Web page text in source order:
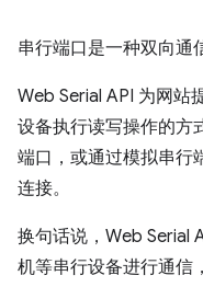
串行端口是一种双向通
Web Serial API 为网站
设备执行读写操作的方
端口，或通过模拟串行
连接。
换句话说，Web Serial
机等串行设备进行通信